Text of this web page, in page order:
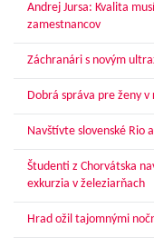
Andrej Jursa: Kvalita
zamestnancov
Záchranári s novým
Dobrá správa pre ženy v
Navštívte slovenské Rio
Študenti z Chorvátska
exkurzia v železiarňach
Hrad ožil tajomnými